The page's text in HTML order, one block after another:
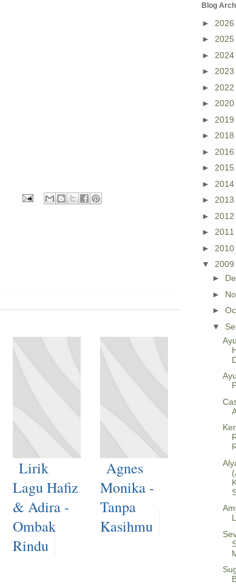
Lirik
Lagu Hafiz
& Adira -
Ombak
Rindu
Agnes
Monika -
Tanpa
Kasihmu
Blog
► 2026
► 2025
► 2024
► 2023
► 2022
► 2020
► 2019
► 2018
► 2016
► 2015
► 2014
► 2013
► 2012
► 2011
► 2010
▼ 2009
►
►
►
▼